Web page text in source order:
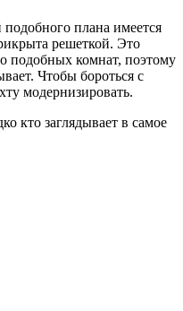
плана имеется
решеткой. Это
подобных комнат, поэтому
Чтобы бороться с
модернизировать.
кто заглядывает в самое